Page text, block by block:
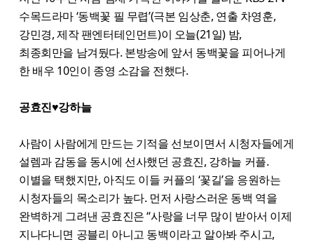
수목드라마 ‘동백꽃 필 무렵’(극본 임상춘, 연출 차영훈,
강민경, 제작 팬엔터테인먼트)이 오늘(21일) 밤,
최종회만을 남겨뒀다. 본방송에 앞서 동백꽃을 피어나게
한 배우 10인이 종영 소감을 전했다.
공효진♥강하늘
사람이 사람에게 만드는 기적을 선보이면서 시청자들에게
설렘과 감동을 동시에 선사했던 공효진, 강하늘 커플.
이별을 택했지만, 아직도 이들 커플의 ‘꽃길’을 응원하는
시청자들의 목소리가 높다. 먼저 사랑스러운 동백 역을
완벽하게 그려낸 공효진은 “사랑을 너무 많이 받아서 이제
지나다니면 공블리 아니고 동백이라고 알아봐 주시고,